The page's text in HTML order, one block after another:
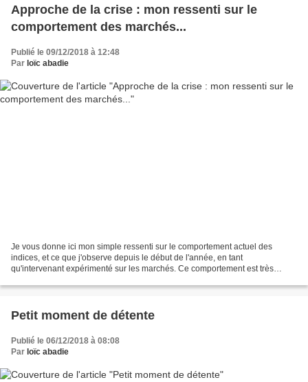
Approche de la crise : mon ressenti sur le
comportement des marchés...
Publié le 09/12/2018 à 12:48
Par loïc abadie
Je vous donne ici mon simple ressenti sur le comportement actuel des
indices, et ce que j'observe depuis le début de l'année, en tant
qu'intervenant expérimenté sur les marchés. Ce comportement est très
Petit moment de détente
Publié le 06/12/2018 à 08:08
Par loïc abadie